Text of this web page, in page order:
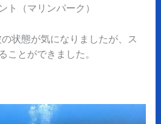
（マリンパーク）
状態が気になりましたが、ス
ことができました。